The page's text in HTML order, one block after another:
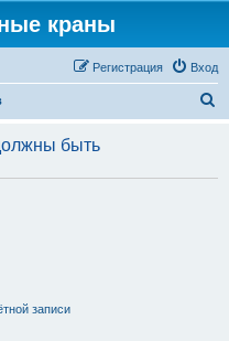
краны
Вход
Регистрация
с
быть
записи